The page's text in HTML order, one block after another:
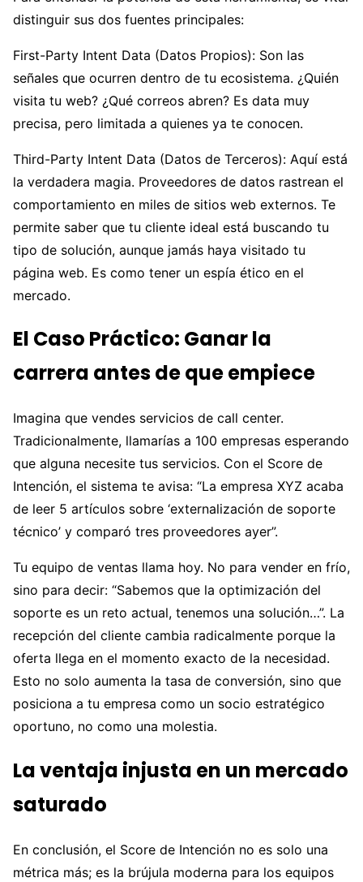
distinguir sus dos fuentes principales:
First-Party Intent Data (Datos Propios): Son las
señales que ocurren dentro de tu ecosistema. ¿Quién
visita tu web? ¿Qué correos abren? Es data muy
precisa, pero limitada a quienes ya te conocen.
Third-Party Intent Data (Datos de Terceros): Aquí está
la verdadera magia. Proveedores de datos rastrean el
comportamiento en miles de sitios web externos. Te
permite saber que tu cliente ideal está buscando tu
tipo de solución, aunque jamás haya visitado tu
página web. Es como tener un espía ético en el
mercado.
El Caso Práctico: Ganar la
carrera antes de que empiece
Imagina que vendes servicios de call center.
Tradicionalmente, llamarías a 100 empresas esperando
que alguna necesite tus servicios. Con el Score de
Intención, el sistema te avisa: “La empresa XYZ acaba
de leer 5 artículos sobre ‘externalización de soporte
técnico’ y comparó tres proveedores ayer”.
Tu equipo de ventas llama hoy. No para vender en frío,
sino para decir: “Sabemos que la optimización del
soporte es un reto actual, tenemos una solución…”. La
recepción del cliente cambia radicalmente porque la
oferta llega en el momento exacto de la necesidad.
Esto no solo aumenta la tasa de conversión, sino que
posiciona a tu empresa como un socio estratégico
oportuno, no como una molestia.
La ventaja injusta en un mercado
saturado
En conclusión, el Score de Intención no es solo una
métrica más; es la brújula moderna para los equipos